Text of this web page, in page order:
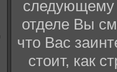
отделе Вы
что Вас
стоит, как